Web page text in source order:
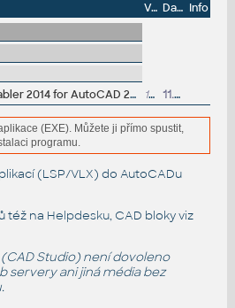
Velikost Datum Info
Civil 3D Object Enabler 2014 for AutoCAD 2014, LT 2014, Map 3D 2014, Architecture 2014, Mechanical 2014, MEP 2014, Navisworks 2014, 3ds Max 2014 (Civil 3D 2014 runtime), 64-bit 177MB 11.10.2013
(EXE). Můžete ji přímo spustit,
programu.
(LSP/VLX) do AutoCADu
též na Helpdesku, CAD bloky viz
(CAD Studio) není dovoleno
servery ani jiná média bez